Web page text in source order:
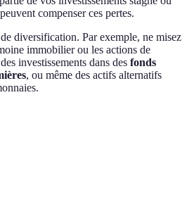
compenser ces pertes.
diversification. Par exemple, ne misez
immobilier ou les actions de
investissements dans des fonds
, ou même des actifs alternatifs